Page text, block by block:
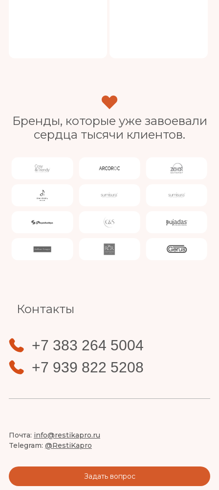
Бренды, которые уже завоевали
сердца тысячи клиентов.
Контакты
+7 383 264 5004
+7 939 822 5208
Почта: info@restikapro.ru
Telegram: @RestiKapro
Задать вопрос